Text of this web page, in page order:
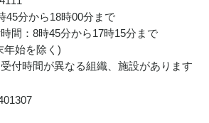
45分から18時00分まで
間：8時45分から17時15分まで
年始を除く)
付時間が異なる組織、施設があります